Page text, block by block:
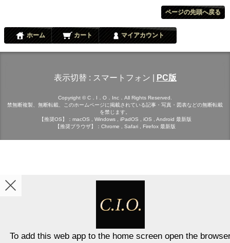
ページの先頭へ戻る
ホーム カート マイアカウント
表示切替 : スマートフォン PC版
Copyright © C．I．O．Inc．All Rights Reserved.
禁無断複製、無断転載、このホームページに掲載されている記事・写真・図表などの無断転載
を禁じます。
【推奨OS】：macOS , Windows , iPadOS , iOS , Android 最新版
【推奨ブラウザ】：Chrome , Safari , Firefox 最新版
To add this web app to the home screen open the